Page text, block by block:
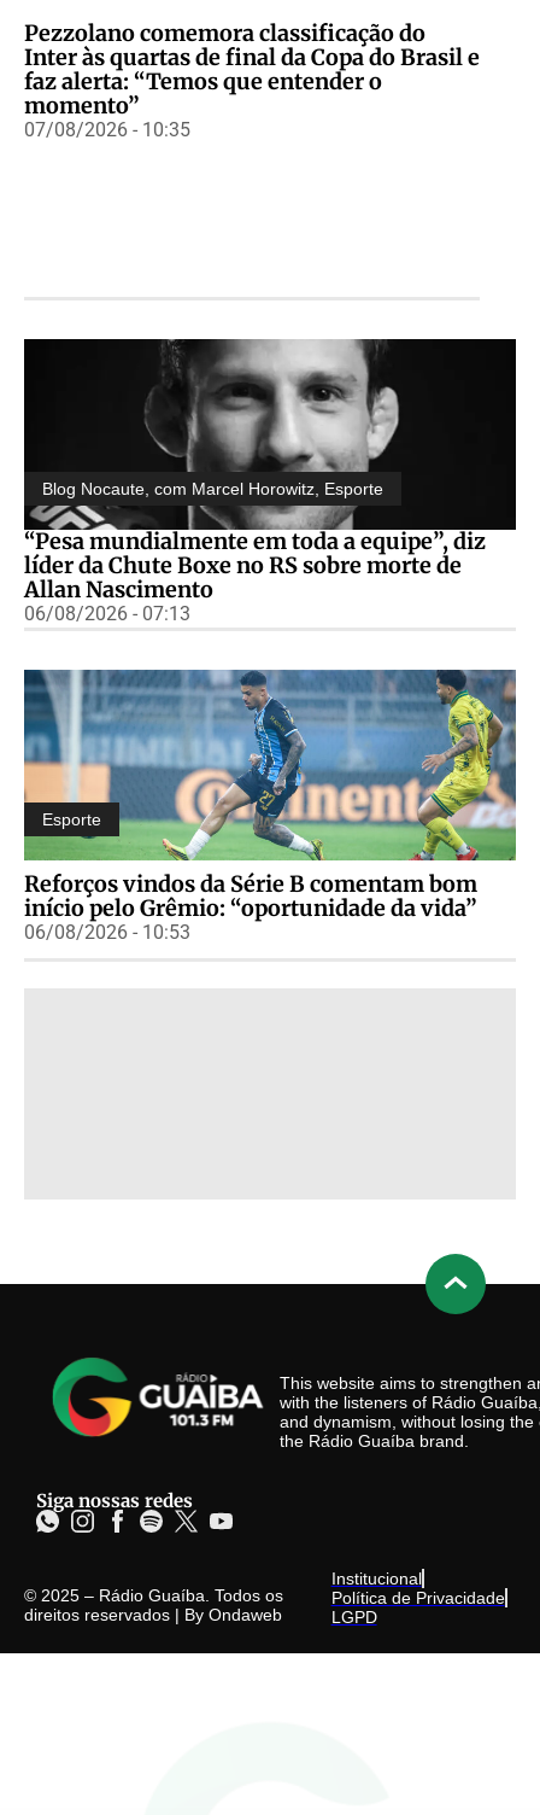
Pezzolano comemora classificação do
Inter às quartas de final da Copa do Brasil e
faz alerta: “Temos que entender o
momento”
07/08/2026 - 10:35
Blog Nocaute, com Marcel Horowitz Esporte
“Pesa mundialmente em toda a equipe”, diz
líder da Chute Boxe no RS sobre morte de
Allan Nascimento
06/08/2026 - 07:13
Esporte
Reforços vindos da Série B comentam bom
início pelo Grêmio: “oportunidade da vida”
06/08/2026 - 10:53
This website aims to strengthen
with the listeners of Rádio
and dynamism, without losing
the Rádio Guaíba brand.
Siga nossas redes
© 2025 – Rádio Guaíba. Todos os
direitos reservados | By Ondaweb
Institucional
Política de Privacidade
LGPD